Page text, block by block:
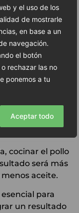
y el uso de los
de mostrarle
en base a un
navegación.
el botón
rechazar las no
ponemos a tu
Aceptar todo
queso feta y
Añade
para decorar.
para los
en airfryer
de algunos
será
cocinar el pollo
será más
aceite.
esencial para
un resultado